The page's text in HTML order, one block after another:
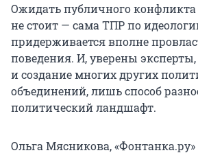
Ожидать публичного
не стоит — сама ТПР по
придерживается вполне
поведения. И, уверены эксперты,
и создание многих других
объединений, лишь способ
политический ландшафт.
Ольга Мясникова, «Фонтанка.ру»